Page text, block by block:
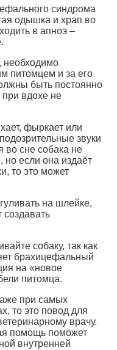
синдрома
одышка и храп во
в апноэ –
необходимо
питомцем и за его
быть постоянно
вдохе не
фыркает или
звуки
сне собака не
если она издаёт
то это может
на шлейке,
собаку, так как
брахицефальный
на «новое
питомца.
при самых
то это повод для
врачу.
помощь поможет
внутренней